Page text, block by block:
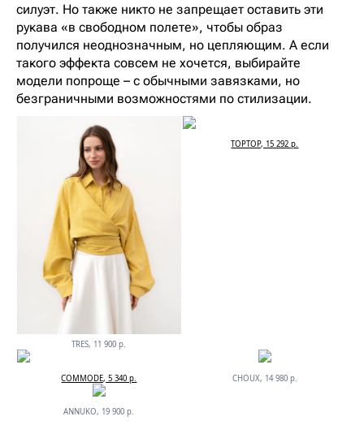
силуэт. Но также никто не запрещает оставить эти
рукава «в свободном полете», чтобы образ
получился неоднозначным, но цепляющим. А если
такого эффекта совсем не хочется, выбирайте
модели попроще – с обычными завязками, но
безграничными возможностями по стилизации.
TRES, 11 900 р.
TOPTOP, 15 292 р.
COMMODE, 5 340 р. CHOUX, 14 980 р.
ANNUKO, 19 900 р.